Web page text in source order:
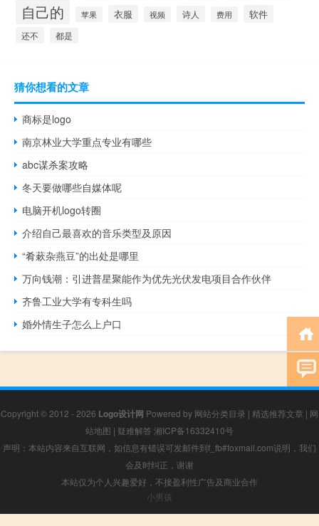
自己的 苹果 衣服 视频 诗人 费用 软件
还不 都是
猜你想看的文章
商标是logo
南京林业大学重点专业有哪些
abc谋杀案攻略
冬天要做哪些自媒体呢
电脑开机logo转圈
介绍自己最喜欢的音乐类型及原因
“肴蔌杂燕豆”的出处是哪里
万向钱潮：引进普星聚能作为优先光伏发电项目合作伙伴
齐鲁工业大学有专科生吗
婚外情生子怎么上户口
Copyright © 2012 - 2026 Logo设计网 Powered by 网站分类目录 | 精选推荐文章 | 网
站地图 | 疑难解答 湘ICP备16332410号
声明：本站内容来自互联网，如信息有错误可发邮件到f_fb#foxmail.com说明，我们
会及时纠正，谢谢
本站仅为个人兴趣爱好，不接盈利性广告及商业合作
小男孩